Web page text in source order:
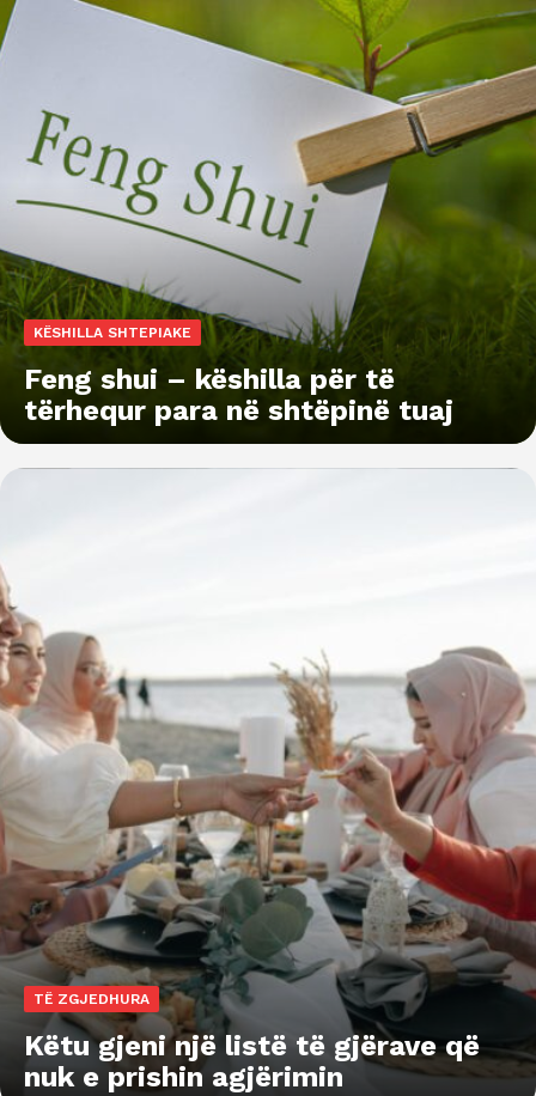
KËSHILLA SHTEPIAKE
Feng shui – këshilla për të
tërhequr para në shtëpinë tuaj
TË ZGJEDHURA
Këtu gjeni një listë të gjërave që
nuk e prishin agjërimin